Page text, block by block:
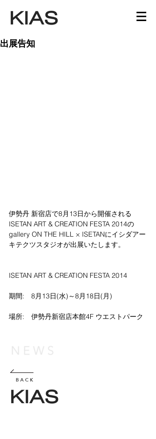
出展告知
伊勢丹 新宿店で8月13日から開催される
ISETAN ART & CREATION FESTA 2014の
gallery ON THE HILL × ISETANにイシダアー
キテクツスタジオが出展いたします。
ISETAN ART & CREATION FESTA 2014
期間:　8月13日(水)～8月18日(月)
場所:　伊勢丹新宿店本館4F ウエストパーク